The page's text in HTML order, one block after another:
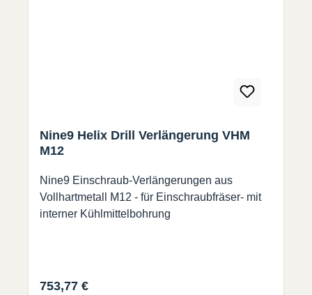
Nine9 Helix Drill Verlängerung VHM
M12
Nine9 Einschraub-Verlängerungen aus
Vollhartmetall M12 - für Einschraubfräser- mit
interner Kühlmittelbohrung
Regulärer Preis:
753,77 €